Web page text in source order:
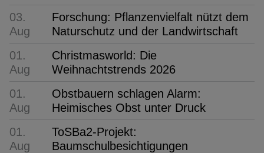
03.
Aug
Forschung: Pflanzenvielfalt nützt dem
Naturschutz und der Landwirtschaft
01.
Aug
Christmasworld: Die
Weihnachtstrends 2026
01.
Aug
Obstbauern schlagen Alarm:
Heimisches Obst unter Druck
01.
Aug
ToSBa2-Projekt:
Baumschulbesichtigungen